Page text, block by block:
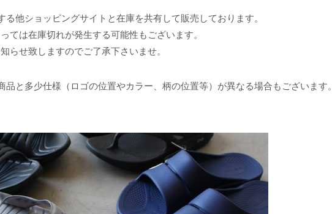
他ショッピングサイトと在庫を共有して販売しております。
ては在庫切れが発生する可能性もございます。
らせ致しますのでご了承下さいませ。
と多少仕様（ロゴの位置やカラー、柄の位置等）が異なる場合もございます。